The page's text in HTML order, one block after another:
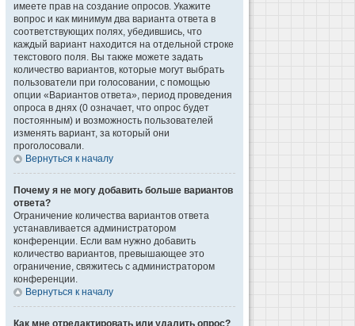
имеете прав на создание опросов. Укажите
вопрос и как минимум два варианта ответа в
соответствующих полях, убедившись, что
каждый вариант находится на отдельной строке
текстового поля. Вы также можете задать
количество вариантов, которые могут выбрать
пользователи при голосовании, с помощью
опции «Вариантов ответа», период проведения
опроса в днях (0 означает, что опрос будет
постоянным) и возможность пользователей
изменять вариант, за который они
проголосовали.
Вернуться к началу
Почему я не могу добавить больше вариантов
ответа?
Ограничение количества вариантов ответа
устанавливается администратором
конференции. Если вам нужно добавить
количество вариантов, превышающее это
ограничение, свяжитесь с администратором
конференции.
Вернуться к началу
Как мне отредактировать или удалить опрос?